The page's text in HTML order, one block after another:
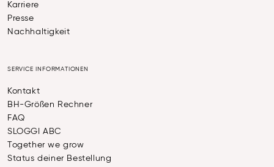
Karriere
Presse
Nachhaltigkeit
SERVICE INFORMATIONEN
Kontakt
BH-Größen Rechner
FAQ
SLOGGI ABC
Together we grow
Status deiner Bestellung